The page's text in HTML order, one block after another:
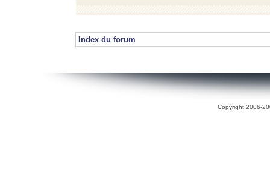
Index du forum
Copyright 2006-